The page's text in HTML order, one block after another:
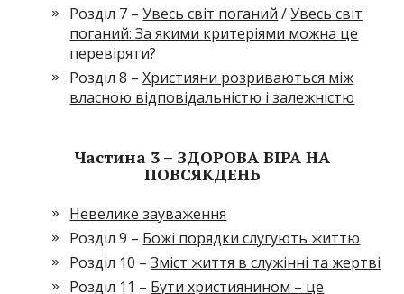
Розділ 7 –Увесь світ поганий /Увесь світ
поганий: За якими критеріями можна це
перевіряти?
Розділ 8 –Християни розриваються між
власною відповідальністю і залежністю
Частина 3 – ЗДОРОВА ВІРА НА
ПОВСЯКДЕНЬ
Невелике зауваження
Розділ 9 – Божі порядки слугують життю
Розділ 10 –Зміст життя в служінні та жертві
Розділ 11 – Бути християнином – це